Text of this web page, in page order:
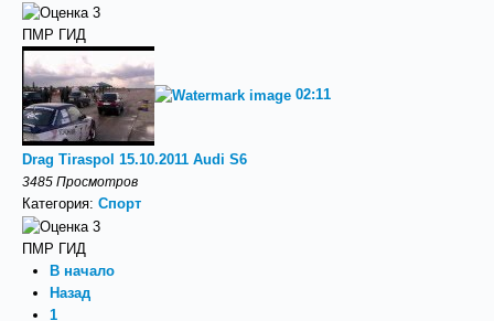
ПМР ГИД
02:11
Drag Tiraspol 15.10.2011 Audi S6
3485 Просмотров
Категория: Спорт
ПМР ГИД
В начало
Назад
1